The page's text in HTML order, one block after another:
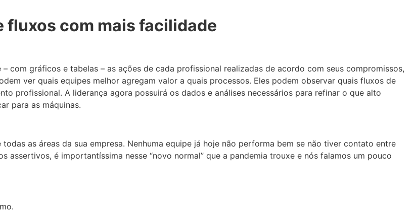
fluxos com mais facilidade
com gráficos e tabelas – as ações de cada profissional realizadas de acordo com seus compromissos,
ver quais equipes melhor agregam valor a quais processos. Eles podem observar quais fluxos de
profissional. A liderança agora possuirá os dados e análises necessários para refinar o que alto
para as máquinas.
as áreas da sua empresa. Nenhuma equipe já hoje não performa bem se não tiver contato entre
assertivos, é importantíssima nesse “novo normal” que a pandemia trouxe e nós falamos um pouco